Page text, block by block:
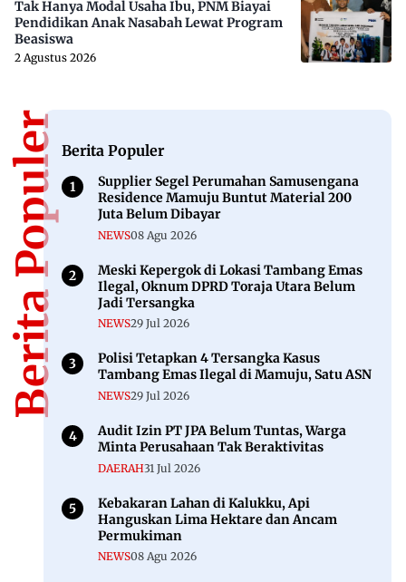
Tak Hanya Modal Usaha Ibu, PNM Biayai
Pendidikan Anak Nasabah Lewat Program
Beasiswa
2 Agustus 2026
Berita PopulerBerita Populer
Supplier Segel Perumahan Samusengana
Residence Mamuju Buntut Material 200
Juta Belum Dibayar
NEWS08 Agu 2026
Meski Kepergok di Lokasi Tambang Emas
Ilegal, Oknum DPRD Toraja Utara Belum
Jadi Tersangka
NEWS29 Jul 2026
Polisi Tetapkan 4 Tersangka Kasus
Tambang Emas Ilegal di Mamuju, Satu ASN
NEWS29 Jul 2026
Audit Izin PT JPA Belum Tuntas, Warga
Minta Perusahaan Tak Beraktivitas
DAERAH31 Jul 2026
Kebakaran Lahan di Kalukku, Api
Hanguskan Lima Hektare dan Ancam
Permukiman
NEWS08 Agu 2026